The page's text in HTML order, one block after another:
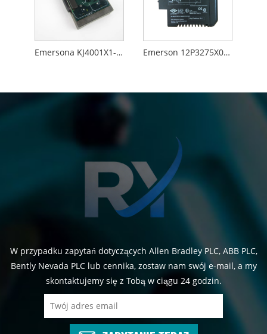
Emersona KJ4001X1-BA2 Emerson 12P3275X022 KJ3204X1-BA1
W przypadku zapytań dotyczących Allen Bradley PLC, ABB PLC,
Bently Nevada PLC lub cennika, zostaw nam swój e-mail, a my
skontaktujemy się z Tobą w ciągu 24 godzin.